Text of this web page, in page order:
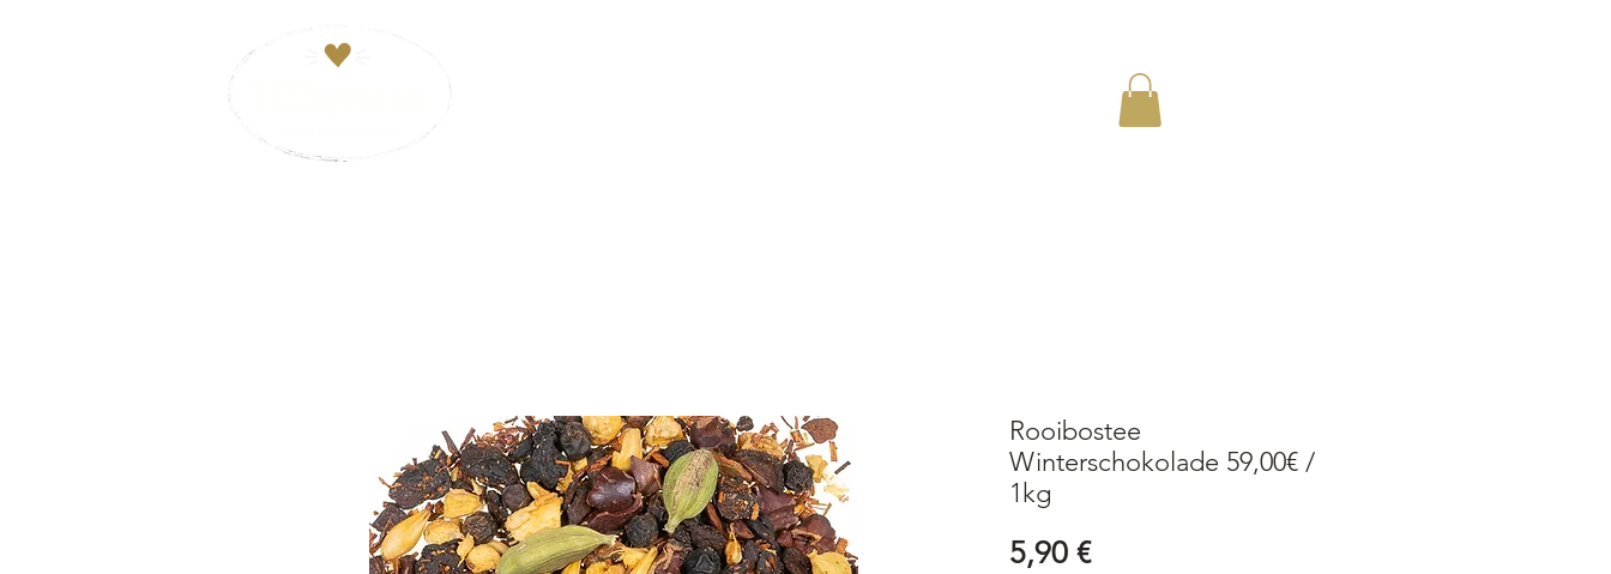
Rooibostee
Winterschokolade 59,00€ /
1kg
5,90 €Preis